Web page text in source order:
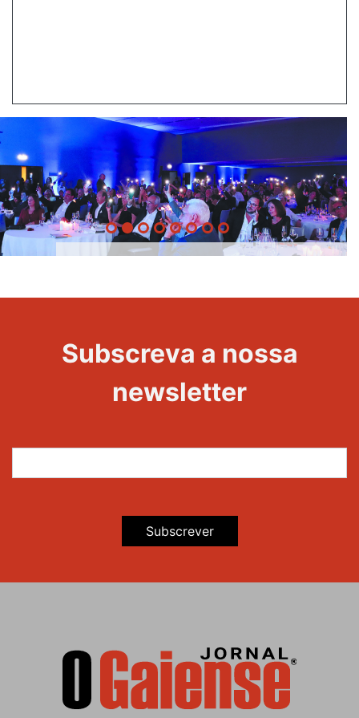
Evento
Maravilhas
Subscreva a nossa
newsletter
Subscrever